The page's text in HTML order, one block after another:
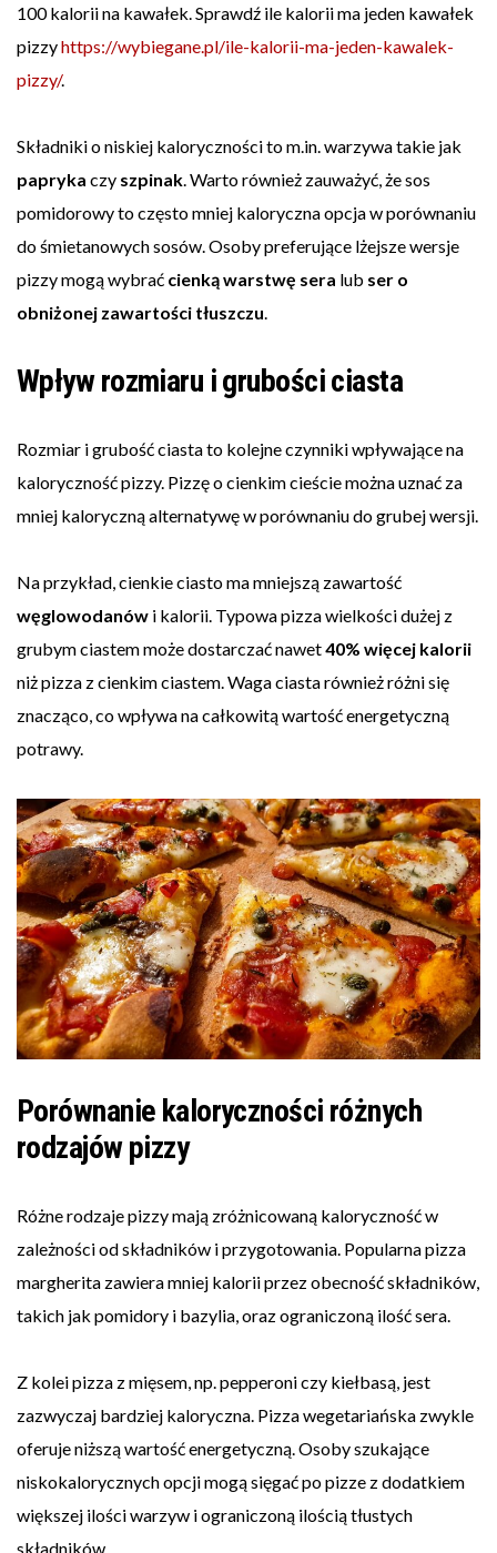
100 kalorii na kawałek. Sprawdź ile kalorii ma jeden kawałek
pizzyhttps://wybiegane.pl/ile-kalorii-ma-jeden-kawalek-
pizzy/.
Składniki o niskiej kaloryczności to m.in. warzywa takie jak
papryka czy szpinak. Warto również zauważyć, że sos
pomidorowy to często mniej kaloryczna opcja w porównaniu
do śmietanowych sosów. Osoby preferujące lżejsze wersje
pizzy mogą wybrać cienką warstwę sera lub ser o
obniżonej zawartości tłuszczu.
Wpływ rozmiaru i grubości ciasta
Rozmiar i grubość ciasta to kolejne czynniki wpływające na
kaloryczność pizzy. Pizzę o cienkim cieście można uznać za
mniej kaloryczną alternatywę w porównaniu do grubej wersji.
Na przykład, cienkie ciasto ma mniejszą zawartość
węglowodanów i kalorii. Typowa pizza wielkości dużej z
grubym ciastem może dostarczać nawet40% więcej kalorii
niż pizza z cienkim ciastem. Waga ciasta również różni się
znacząco, co wpływa na całkowitą wartość energetyczną
potrawy.
Porównanie kaloryczności różnych
rodzajów pizzy
Różne rodzaje pizzy mają zróżnicowaną kaloryczność w
zależności od składników i przygotowania. Popularna pizza
margherita zawiera mniej kalorii przez obecność składników,
takich jak pomidory i bazylia, oraz ograniczoną ilość sera.
Z kolei pizza z mięsem, np. pepperoni czy kiełbasą, jest
zazwyczaj bardziej kaloryczna. Pizza wegetariańska zwykle
oferuje niższą wartość energetyczną. Osoby szukające
niskokalorycznych opcji mogą sięgać po pizze z dodatkiem
większej ilości warzyw i ograniczoną ilością tłustych
składników.